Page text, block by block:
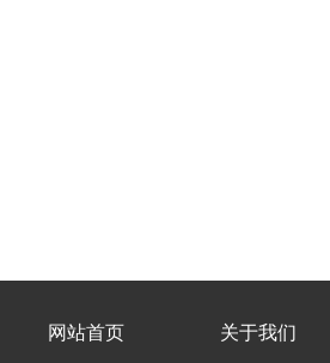
网站首页 关于我们